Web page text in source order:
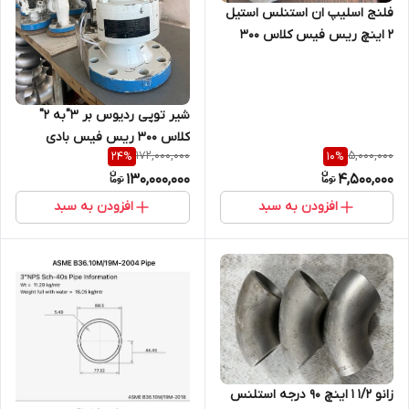
فلنج اسلیپ ان استنلس استیل
2 اینچ ریس فیس کلاس 300
5,000,000
10%
4,500,000
افزودن به سبد
شیر توپی ردیوس بر 3"به 2"
کلاس 300 ریس فیس بادی
172,000,000
24%
130,000,000
افزودن به سبد
زانو 1/2 1 اینچ 90 درجه استلنس